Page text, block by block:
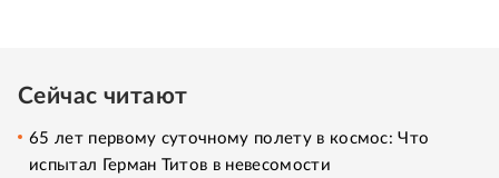
Сейчас читают
65 лет первому суточному полету в космос: Что
испытал Герман Титов в невесомости